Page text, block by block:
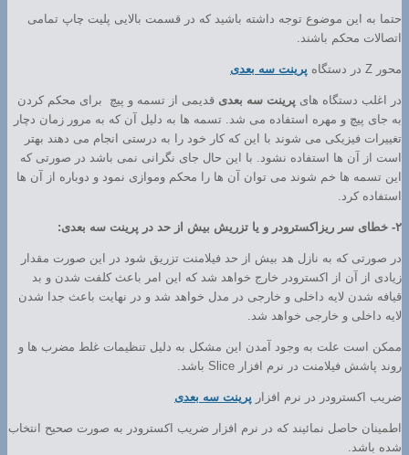
حتما به این موضوع توجه داشته باشید که در قسمت بالایی پلیت چاپ تمامی
اتصالات محکم باشند.
محور Z در دستگاه پرینت سه بعدی
در اغلب دستگاه های پرینت سه بعدی قدیمی از تسمه و پیچ برای محکم کردن
به جای پیچ و مهره استفاده می شد. تسمه ها به دلیل آن که به مرور زمان دچار
تغییرات فیزیکی می شوند با این که کار خود را به درستی انجام می دهند بهتر
است از آن ها استفاده نشود. با این حال جای نگرانی نمی باشد در صورتی که
این تسمه ها خم شوند می توان آن ها را محکم وموازی نمود و دوباره از آن ها
استفاده کرد.
۲- خطای سر ریزاکسترودر و یا تزریش بیش از حد در پرینت سه بعدی:
در صورتی که به نازل هد بیش از حد فیلامنت تزریق شود در این صورت مقدار
زیادی از آن از اکسترودر خارج خواهد شد که این امر باعث کلفت شدن و بد
قیافه شدن لایه داخلی و خارجی در مدل خواهد شد و در نهایت باعث جدا شدن
لایه داخلی و خارجی خواهد شد.
ممکن است علت به وجود آمدن این مشکل به دلیل تنظیمات غلط مضرب ها و
روند پاشش فیلامنت در نرم افزار Slice باشد.
ضریب اکسترودر در نرم افزار پرینت سه بعدی
اطمینان حاصل نمائیند که در نرم افزار ضریب اکسترودر به صورت صحیح انتخاب
شده باشد.